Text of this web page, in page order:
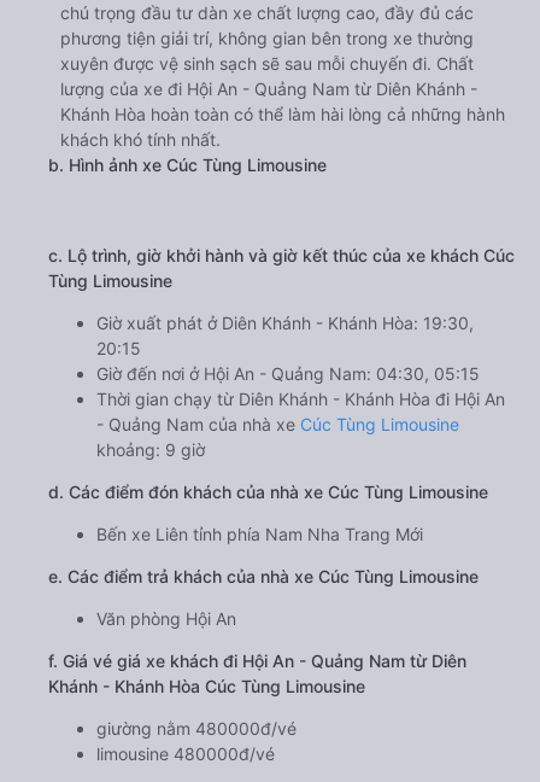
chú trọng đầu tư dàn xe chất lượng cao, đầy đủ các
phương tiện giải trí, không gian bên trong xe thường
xuyên được vệ sinh sạch sẽ sau mỗi chuyến đi. Chất
lượng của xe đi Hội An - Quảng Nam từ Diên Khánh -
Khánh Hòa hoàn toàn có thể làm hài lòng cả những hành
khách khó tính nhất.
b. Hình ảnh xe Cúc Tùng Limousine
c. Lộ trình, giờ khởi hành và giờ kết thúc của xe khách Cúc
Tùng Limousine
Giờ xuất phát ở Diên Khánh - Khánh Hòa: 19:30,
20:15
Giờ đến nơi ở Hội An - Quảng Nam: 04:30, 05:15
Thời gian chạy từ Diên Khánh - Khánh Hòa đi Hội An
- Quảng Nam của nhà xe Cúc Tùng Limousine
khoảng: 9 giờ
d. Các điểm đón khách của nhà xe Cúc Tùng Limousine
Bến xe Liên tỉnh phía Nam Nha Trang Mới
e. Các điểm trả khách của nhà xe Cúc Tùng Limousine
Văn phòng Hội An
f. Giá vé giá xe khách đi Hội An - Quảng Nam từ Diên
Khánh - Khánh Hòa Cúc Tùng Limousine
giường nằm 480000đ/vé
limousine 480000đ/vé